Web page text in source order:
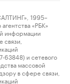
1995–
«РБК»
информации
и сетевого
массовой
в сфере связи,